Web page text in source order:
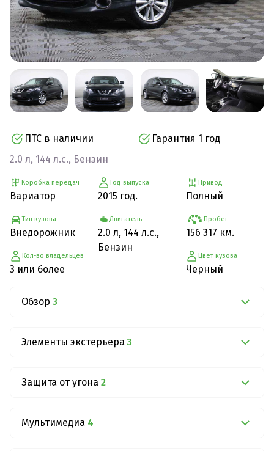
ПТС в наличии
Гарантия 1 год
2.0 л, 144 л.с., Бензин
Коробка передач
Вариатор
Тип кузова
Внедорожник
Кол-во владельцев
3 или более
Год выпуска
2015 год.
Двигатель
2.0 л, 144 л.с.,
Бензин
Привод
Полный
Пробег
156 317 км.
Цвет кузова
Черный
Обзор 3
Элементы экстерьера 3
Защита от угона 2
Мультимедиа 4